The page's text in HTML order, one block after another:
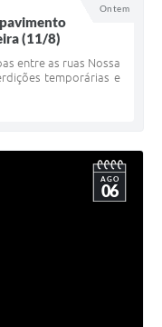
Ontem
(11/8)
entre as ruas Nossa
temporárias e
AGO
06